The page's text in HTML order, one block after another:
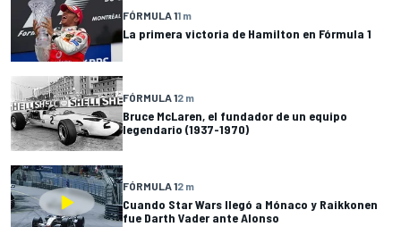
FÓRMULA 11 m
La primera victoria de Hamilton en Fórmula 1
FÓRMULA 12 m
Bruce McLaren, el fundador de un equipo
legendario (1937-1970)
FÓRMULA 12 m
Cuando Star Wars llegó a Mónaco y Raikkonen
fue Darth Vader ante Alonso